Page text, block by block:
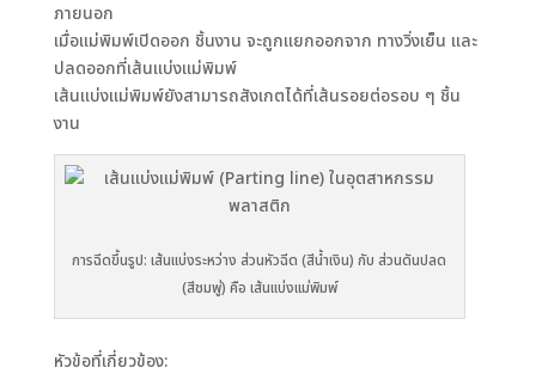
ภายนอก
เมื่อแม่พิมพ์เปิดออก ชิ้นงาน จะถูกแยกออกจาก ทางวิ่งเย็น และ
ปลดออกที่เส้นแบ่งแม่พิมพ์
เส้นแบ่งแม่พิมพ์ยังสามารถสังเกตได้ที่เส้นรอยต่อรอบ ๆ ชิ้น
งาน
การฉีดขึ้นรูป: เส้นแบ่งระหว่าง ส่วนหัวฉีด (สีน้ำเงิน) กับ ส่วนดันปลด
(สีชมพู่) คือ เส้นแบ่งแม่พิมพ์
หัวข้อที่เกี่ยวข้อง: